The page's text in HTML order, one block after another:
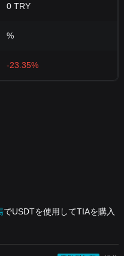
0 TRY
%
-23.35%
でUSDTを使用してTIAを購入